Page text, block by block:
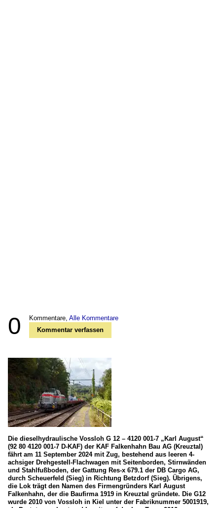
0 Kommentare, Alle Kommentare
Kommentar verfassen
Die dieselhydraulische Vossloh G 12 – 4120 001-7 „Karl August“
(92 80 4120 001-7 D-KAF) der KAF Falkenhahn Bau AG (Kreuztal)
fährt am 11 September 2024 mit Zug, bestehend aus leeren 4-
achsiger Drehgestell-Flachwagen mit Seitenborden, Stirnwänden
und Stahlfußboden, der Gattung Res-x 679.1 der DB Cargo AG,
durch Scheuerfeld (Sieg) in Richtung Betzdorf (Sieg). Übrigens,
die Lok trägt den Namen des Firmengründers Karl August
Falkenhahn, der die Baufirma 1919 in Kreuztal gründete. Die G12
wurde 2010 von Vossloh in Kiel unter der Fabriknummer 5001919,